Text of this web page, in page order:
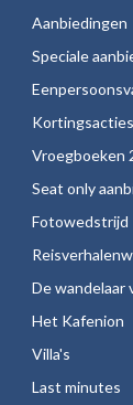
Aanbiedingen
Speciale
Kortingsacties
Vroegboeken
Seat only
Fotowedstrijd
De wandelaar
Het Kafenion
Villa's
Last minutes